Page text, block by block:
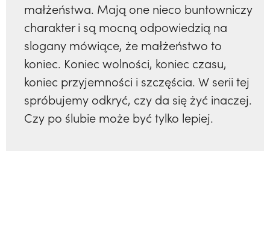
małżeństwa. Mają one nieco buntowniczy
charakter i są mocną odpowiedzią na
slogany mówiące, że małżeństwo to
koniec. Koniec wolności, koniec czasu,
koniec przyjemności i szczęścia. W serii tej
spróbujemy odkryć, czy da się żyć inaczej.
Czy po ślubie może być tylko lepiej.